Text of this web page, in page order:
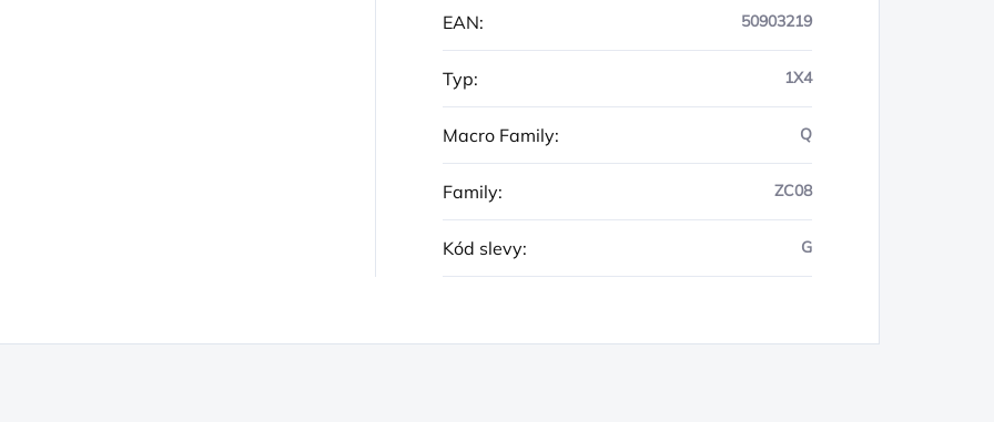
EAN: 50903219
Typ: 1X4
Macro Family: Q
Family: ZC08
Kód slevy: G